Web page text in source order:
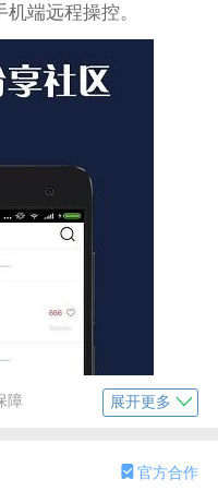
端远程操控。
障 展开更多
官方合作